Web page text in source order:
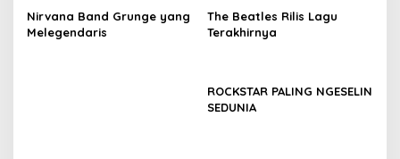
Rock and Roll Band
Terbesar di Dunia
ROCKSTAR PALING NGESELIN
SEDUNIA